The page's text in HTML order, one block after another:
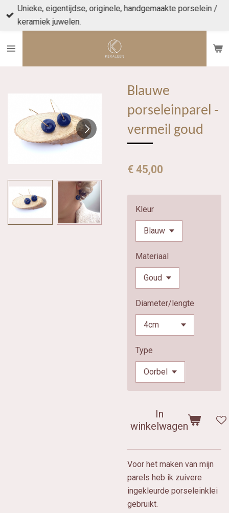
Ga
direct
de
Unieke, eigentijdse, originele, handgemaakte porselein /
keramiek juwelen.
Blauwe
porseleinparel -
vermeil goud
€ 45,00
Kleur
Materiaal
Diameter/lengte
Type
In
winkelwagen
Voor het maken van mijn
parels heb ik zuivere
ingekleurde porseleinklei
gebruikt.